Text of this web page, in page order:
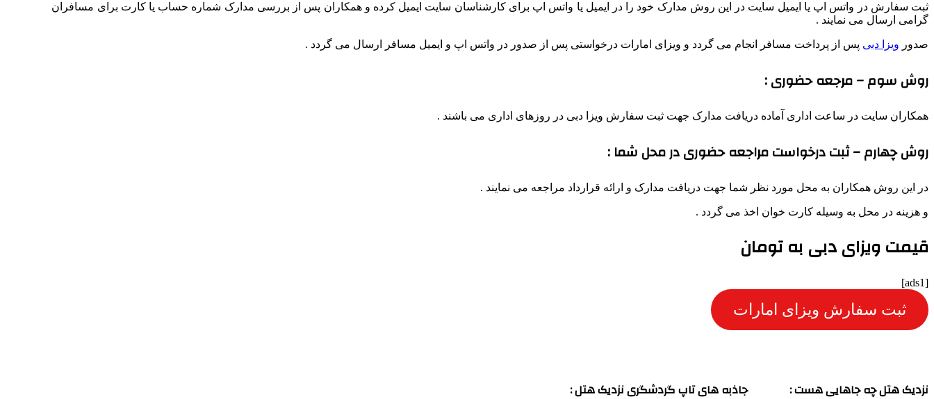
ثبت سفارش در واتس اپ یا ایمیل سایت در این روش مدارک خود را در ایمیل یا واتس اپ برای کارشناسان سایت ایمیل کرده و همکاران پس از بررسی مدارک شماره حساب یا کارت برای مسافران
گرامی ارسال می نمایند .
صدور ویزا دبی پس از پرداخت مسافر انجام می گردد و ویزای امارات درخواستی پس از صدور در واتس اپ و ایمیل مسافر ارسال می گردد .
روش سوم – مرجعه حضوری :
همکاران سایت در ساعت اداری آماده دریافت مدارک جهت ثبت سفارش ویزا دبی در روزهای اداری می باشند .
روش چهارم – ثبت درخواست مراجعه حضوری در محل شما :
در این روش همکاران به محل مورد نظر شما جهت دریافت مدارک و ارائه قرارداد مراجعه می نمایند .
و هزینه در محل به وسیله کارت خوان اخذ می گردد .
قیمت ویزای دبی به تومان
[ads1]
ثبت سفارش ویزای امارات
نزدیک هتل چه جاهایی هست : جاذبه های تاپ گردشگری نزدیک هتل :